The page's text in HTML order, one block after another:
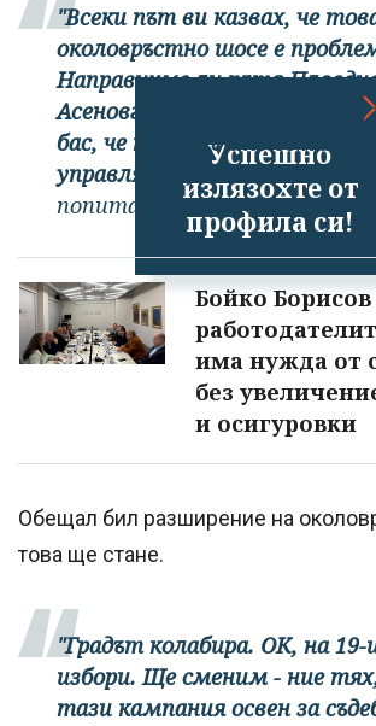
Успешно
излязохте от
профила си!
"Всеки път ви казвах, че
околовръстно шосе е
Направихме ли пътя
Асеновград? Искате ли да
бас, че тези, които се канят
управляват, няма да ви
попита още Борисов.
Бойко
има нужда от
без
и осигуровки
Обещал бил разширение на
това ще стане.
"Градът колабира. ОК, на
избори. Ще сменим - ние
тази кампания освен за